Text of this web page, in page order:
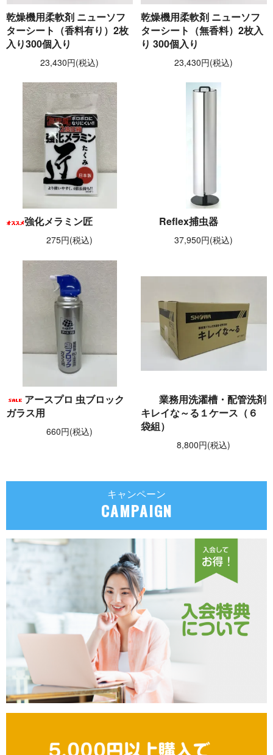
乾燥機用柔軟剤 ニューソフ
ターシート（香料有り）2枚
入り300個入り
23,430円(税込)
乾燥機用柔軟剤 ニューソフ
ターシート（無香料）2枚入
り 300個入り
23,430円(税込)
強化メラミン匠
275円(税込)
Reflex捕虫器
37,950円(税込)
アースプロ 虫ブロック
ガラス用
660円(税込)
業務用洗濯槽・配管洗剤
キレイな～る１ケース（６
袋組）
8,800円(税込)
キャンペーン
CAMPAIGN